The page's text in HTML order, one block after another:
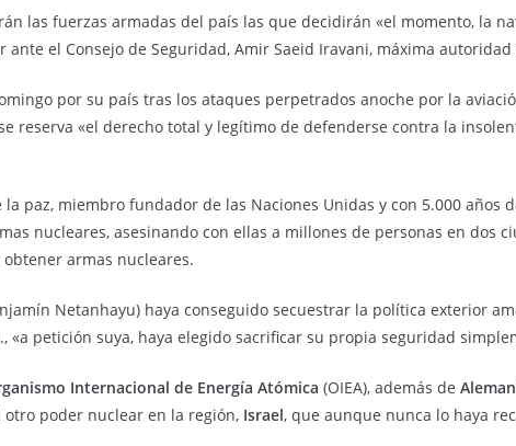
las fuerzas armadas del país las que decidirán «el momento, la
el Consejo de Seguridad, Amir Saeid Iravani, máxima
por su país tras los ataques perpetrados anoche por la
reserva «el derecho total y legítimo de defenderse contra la
paz, miembro fundador de las Naciones Unidas y con 5.000 años
nucleares, asesinando con ellas a millones de personas en dos
armas nucleares.
Netanhayu) haya conseguido secuestrar la política exterior
«a petición suya, haya elegido sacrificar su propia seguridad
Internacional de Energía Atómica (OIEA), además de
poder nuclear en la región, Israel, que aunque nunca lo haya